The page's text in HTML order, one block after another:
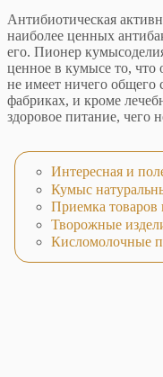
Антибиотическая
наиболее ценных
его. Пионер
ценное в кумысе то, что
не имеет ничего общего
фабриках, и кроме
здоровое питание, чего
Интересная и
Кумыс
Приемка товаров
Творожные
Кисломолочные